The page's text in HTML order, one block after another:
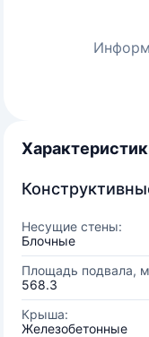
Несущие стены:
Блочные
Площадь подвала,
568.3
Крыша:
Железобетонные